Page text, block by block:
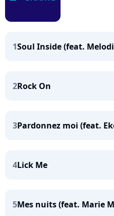
1Soul Inside (feat.
2Rock On
3Pardonnez moi (feat.
4Lick Me
5Mes nuits (feat. Marie